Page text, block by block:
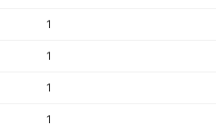
1
1
1
1